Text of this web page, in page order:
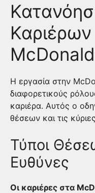
Η εργασία στην
διαφορετικούς
καριέρα. Αυτός ο
θέσεων και τις
Τύποι
Ευθύνες
Οι καριέρες στα